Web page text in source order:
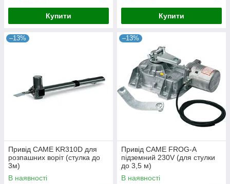
Купити Купити
–13%
Привід CAME KR310D для
розпашних воріт (стулка до
3м)
В наявності
–13%
Привід CAME FROG-A
підземний 230V (для стулки
до 3,5 м)
В наявності